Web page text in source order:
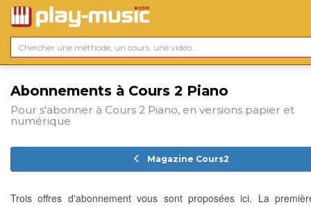
Abonnements à Cours 2 Piano
Pour s'abonner à Cours 2 Piano, en versions papier et
numérique
Magazine Cours2
Trois offres d'abonnement vous sont proposées ici. La